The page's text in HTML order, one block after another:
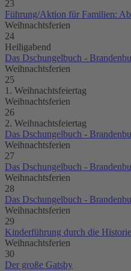
23
Führung/Aktion für Familien:
Weihnachtsferien
24
Heiligabend
Das Dschungelbuch -
Weihnachtsferien
25
1. Weihnachtsfeiertag
Weihnachtsferien
26
2. Weihnachtsfeiertag
Das Dschungelbuch -
Weihnachtsferien
27
Das Dschungelbuch -
Weihnachtsferien
28
Das Dschungelbuch -
Weihnachtsferien
29
Kinderführung durch die
Weihnachtsferien
30
Der große Gatsby